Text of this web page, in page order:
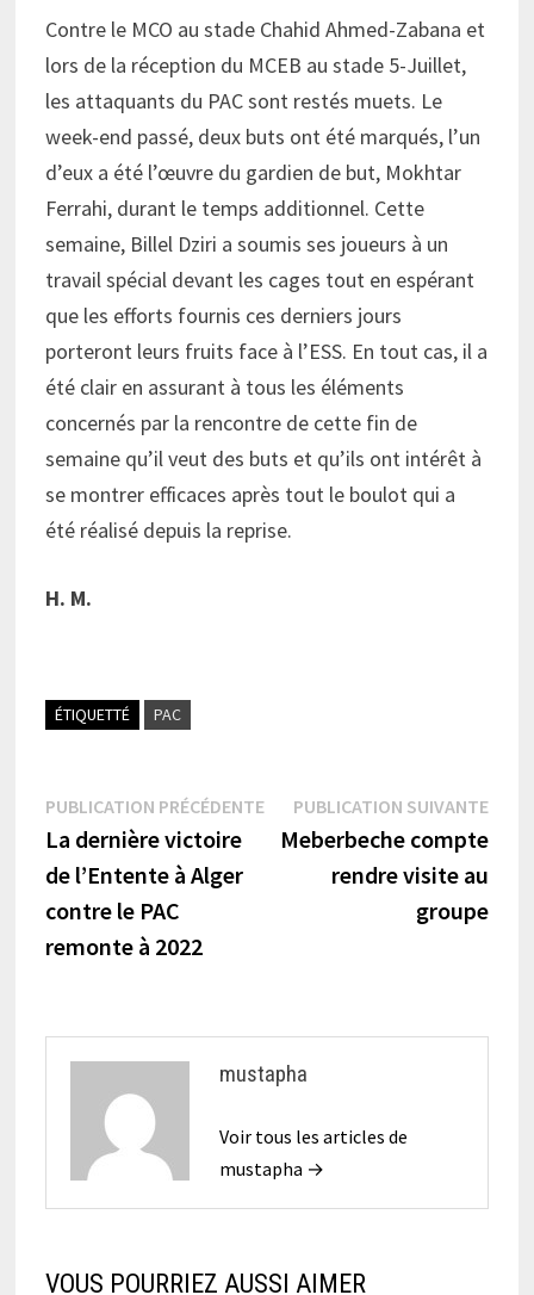
Contre le MCO au stade Chahid Ahmed-Zabana et
lors de la réception du MCEB au stade 5-Juillet,
les attaquants du PAC sont restés muets. Le
week-end passé, deux buts ont été marqués, l’un
d’eux a été l’œuvre du gardien de but, Mokhtar
Ferrahi, durant le temps additionnel. Cette
semaine, Billel Dziri a soumis ses joueurs à un
travail spécial devant les cages tout en espérant
que les efforts fournis ces derniers jours
porteront leurs fruits face à l’ESS. En tout cas, il a
été clair en assurant à tous les éléments
concernés par la rencontre de cette fin de
semaine qu’il veut des buts et qu’ils ont intérêt à
se montrer efficaces après tout le boulot qui a
été réalisé depuis la reprise.
H. M.
ÉTIQUETTÉ PAC
Navigation
de
l’article
PUBLICATION PRÉCÉDENTEPublication
précédente :
La dernière victoire
de l’Entente à Alger
contre le PAC
remonte à 2022
PUBLICATION SUIVANTE
Meberbeche compte
rendre visite au
groupe
mustapha
Voir tous les articles de
mustapha →
VOUS POURRIEZ AUSSI AIMER